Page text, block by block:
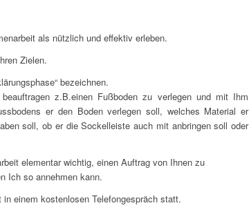
als nützlich und effektiv erleben.
Zielen.
bezeichnen.
z.B.einen Fußboden zu verlegen und mit Ihm
er den Boden verlegen soll, welches Material er
soll, ob er die Sockelleiste auch mit anbringen soll oder
elementar wichtig, einen Auftrag von Ihnen zu
Ich so annehmen kann.
einem kostenlosen Telefongespräch statt.